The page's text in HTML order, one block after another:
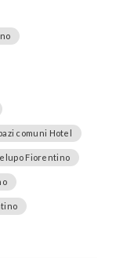
comuni Hotel
Fiorentino